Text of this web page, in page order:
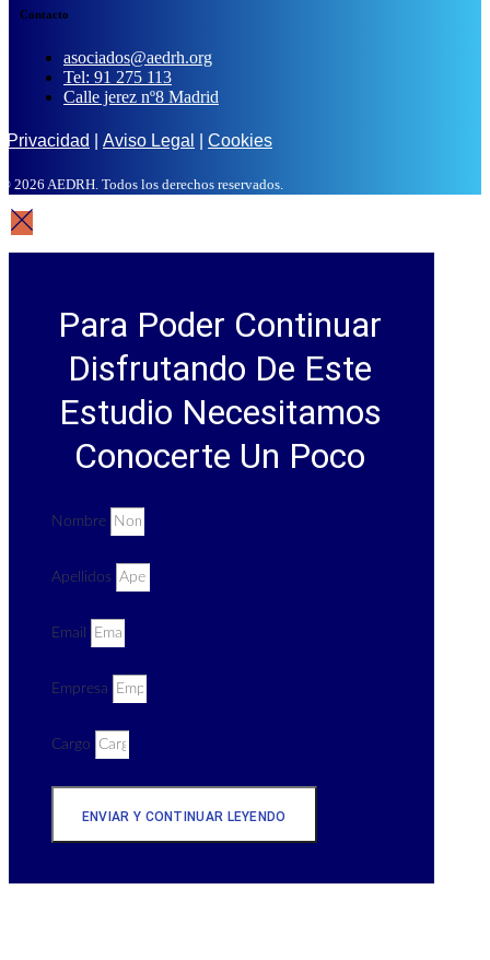
Contacto
asociados@aedrh.org
Tel: 91 275 113
Calle jerez nº8 Madrid
Privacidad Aviso Legal Cookies
© 2026 AEDRH. Todos los derechos reservados.
Para Poder Continuar
Disfrutando De Este
Estudio Necesitamos
Conocerte Un Poco
Nombre
Apellidos
Email
Empresa
Cargo
ENVIAR Y CONTINUAR LEYENDO